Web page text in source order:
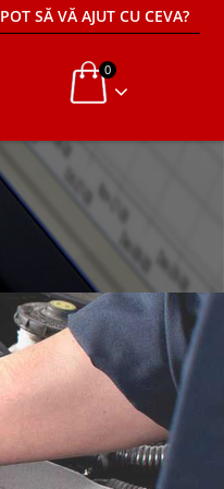
POT SĂ VĂ AJUT CU CEVA?
0